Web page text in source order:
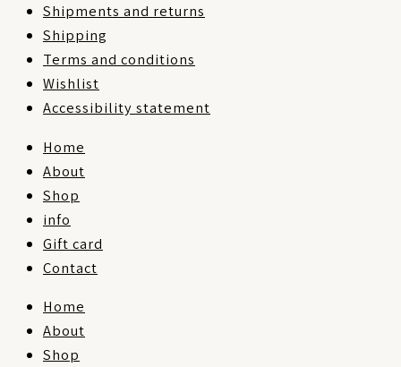
Shipments and returns
Shipping
Terms and conditions
Wishlist
Accessibility statement
Home
About
Shop
info
Gift card
Contact
Home
About
Shop